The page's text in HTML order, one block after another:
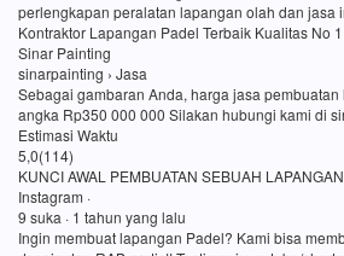
perlengkapan peralatan lapangan olah dan jasa
Kontraktor Lapangan Padel Terbaik Kualitas No
Sinar Painting
sinarpainting › Jasa
Sebagai gambaran Anda, harga jasa
angka Rp350 000 000 Silakan hubungi kami di
Estimasi Waktu
5,0(114)
KUNCI AWAL PEMBUATAN SEBUAH LAPANGAN
Instagram ·
9 suka · 1 tahun yang lalu
Ingin membuat lapangan Padel? Kami bisa